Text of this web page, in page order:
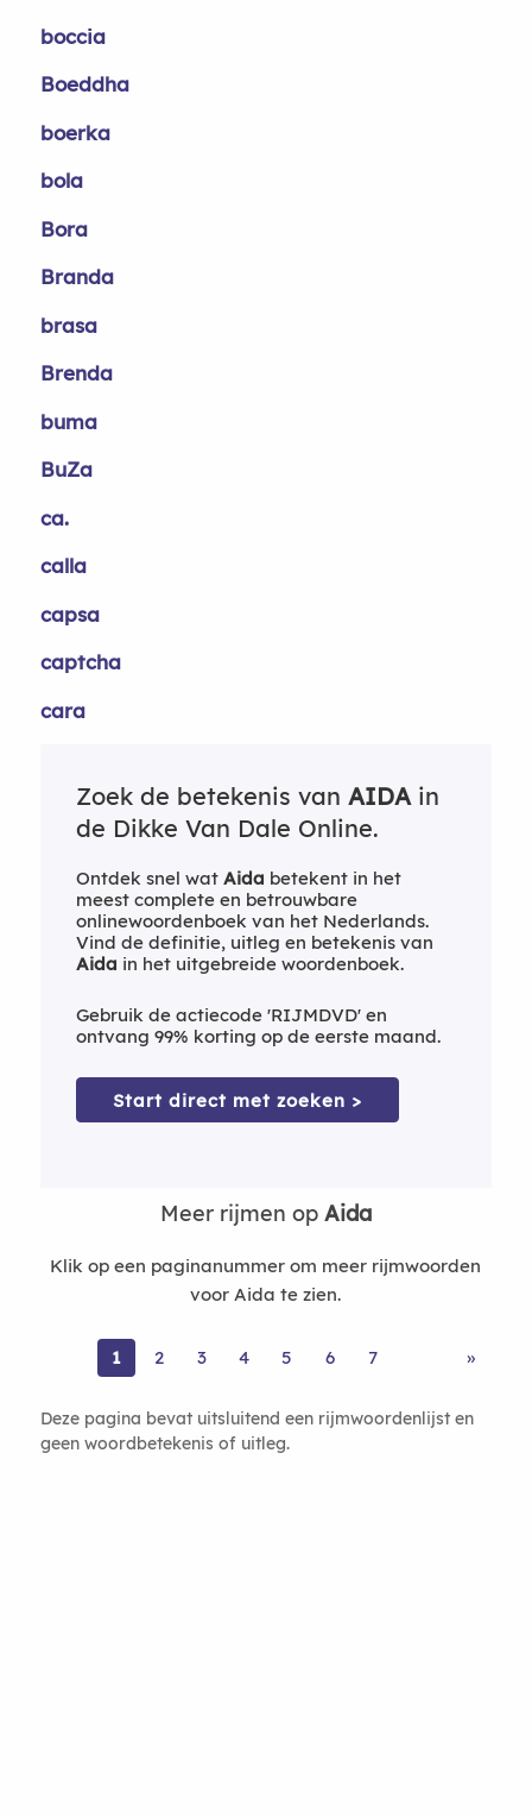
boccia
Boeddha
boerka
bola
Bora
Branda
brasa
Brenda
buma
BuZa
ca.
calla
capsa
captcha
cara
Zoek de betekenis van AIDAin
de Dikke Van Dale Online.
Ontdek snel wat Aida betekent in het
meest complete en betrouwbare
onlinewoordenboek van het Nederlands.
Vind de definitie, uitleg en betekenis van
Aida in het uitgebreide woordenboek.
Gebruik de actiecode 'RIJMDVD' en
ontvang 99% korting op de eerste maand.
Start direct met zoeken >
Meer rijmen op Aida
Klik op een paginanummer om meer rijmwoorden
voor Aida te zien.
1 2 3 4 5 6 7 »
Deze pagina bevat uitsluitend een rijmwoordenlijst en
geen woordbetekenis of uitleg.